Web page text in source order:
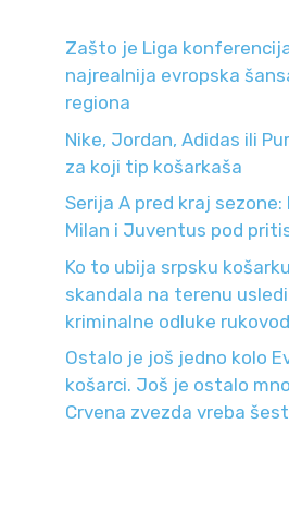
Zašto je Liga
najrealnija evropska
regiona
Nike, Jordan, Adidas ili
za koji tip košarkaša
Serija A pred kraj sezone:
Milan i Juventus pod
Ko to ubija srpsku
skandala na terenu
kriminalne odluke
Ostalo je još jedno kolo
košarci. Još je ostalo
Crvena zvezda vreba